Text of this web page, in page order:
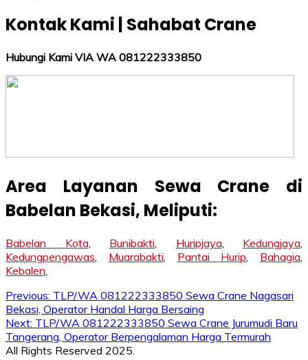
Kontak Kami | Sahabat Crane
Hubungi Kami VIA WA 081222333850
Area Layanan Sewa Crane di
Babelan Bekasi, Meliputi:
Babelan Kota Bunibakti Huripjaya Kedungjaya
Kedungpengawas
Muarabakti Pantai Hurip Bahagia
Kebalen
Post
navigation
Previous: TLP/WA 081222333850 Sewa Crane Nagasari
Bekasi, Operator Handal Harga Bersaing
Next: TLP/WA 081222333850 Sewa Crane Jurumudi Baru
Tangerang, Operator Berpengalaman Harga Termurah
All Rights Reserved 2025.